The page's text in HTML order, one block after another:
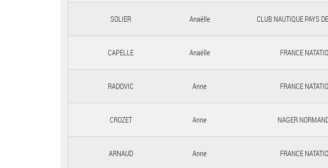
SOLIER Anaëlle CLUB NAUTIQUE PAYS
CAPELLE Anaëlle FRANCE
RADOVIC Anne FRANCE
CROZET Anne NAGER
ARNAUD Anne FRANCE